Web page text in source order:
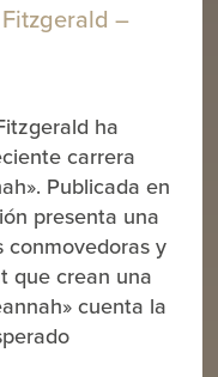
–
ha
carrera
Publicada en
presenta una
conmovedoras y
que crean una
cuenta la